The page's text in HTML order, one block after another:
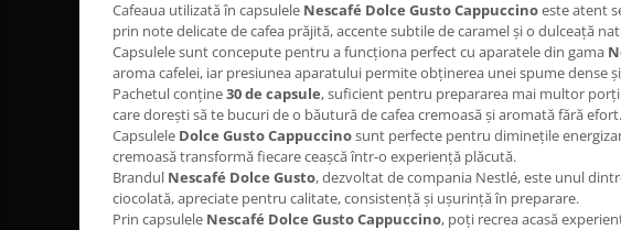
Cafeaua utilizată în capsulele Nescafé Dolce Gusto Cappuccinoeste atent
prin note delicate de cafea prăjită, accente subtile de caramel și o dulceață
Capsulele sunt concepute pentru a funcționa perfect cu aparatele din gama
aroma cafelei, iar presiunea aparatului permite obținerea unei spume dense
Pachetul conține30 de capsule, suficient pentru prepararea mai multor
care dorești să te bucuri de o băutură de cafea cremoasă și aromată fără efort.
Capsulele Dolce Gusto Cappuccinosunt perfecte pentru diminețile
cremoasă transformă fiecare ceașcă într-o experiență plăcută.
Brandul Nescafé Dolce Gusto, dezvoltat de compania Nestlé, este unul
ciocolată, apreciate pentru calitate, consistență și ușurință în preparare.
Prin capsulele Nescafé Dolce Gusto Cappuccino, poți recrea acasă